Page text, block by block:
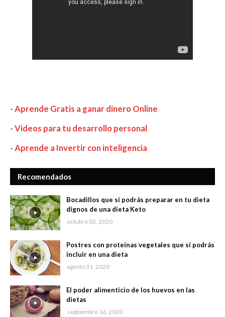
-Aprende Gratis a ganar dinero Online
-Videos para tu desarrollo personal
-Aprende a Invertir con inteligencia
Recomendados
Bocadillos que sí podrás preparar en tu dieta
dignos de una dieta Keto
octubre 03, 2020
Postres con proteínas vegetales que sí podrás
incluir en una dieta
agosto 31, 2020
El poder alimenticio de los huevos en las
dietas
septiembre 16, 2020